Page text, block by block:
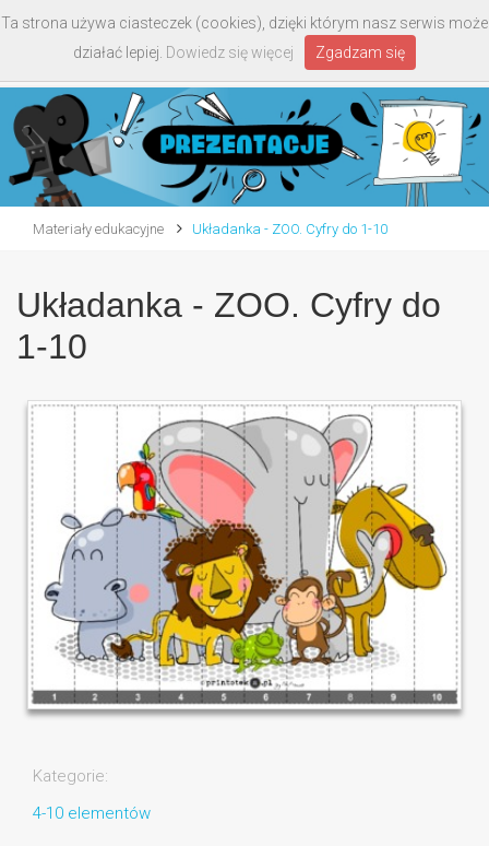
Materiały edukacyjne Układanka - ZOO. Cyfry do 1-10
Układanka - ZOO. Cyfry do
1-10
Kategorie:
4-10 elementów
Ta strona używa ciasteczek (cookies), dzięki którym nasz serwis może
działać lepiej. Dowiedz się więcej Zgadzam się